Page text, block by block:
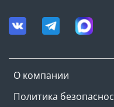
• Встроенный
многотарифными
О компании
Политика